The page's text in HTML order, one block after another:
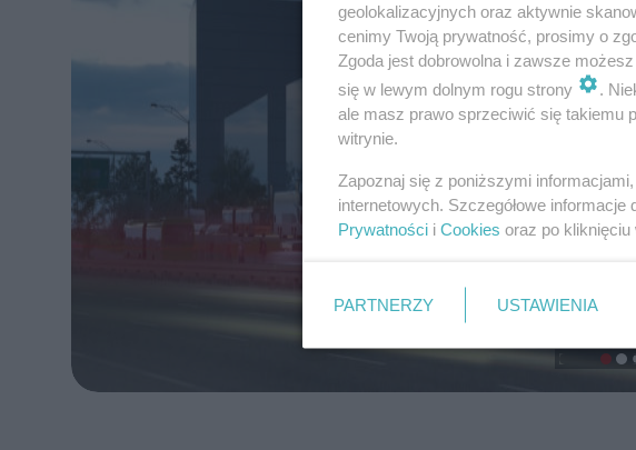
geolokalizacyjnych oraz aktywnie
cenimy Twoją prywatność, prosimy o
Zgoda jest dobrowolna i zawsze
się w lewym dolnym rogu strony
.
ale masz prawo sprzeciwić się takiemu
witrynie.
Zapoznaj się z poniższymi
internetowych. Szczegółowe
Prywatności i Cookies oraz po kliknięciu
PARTNERZY USTAWIENIA